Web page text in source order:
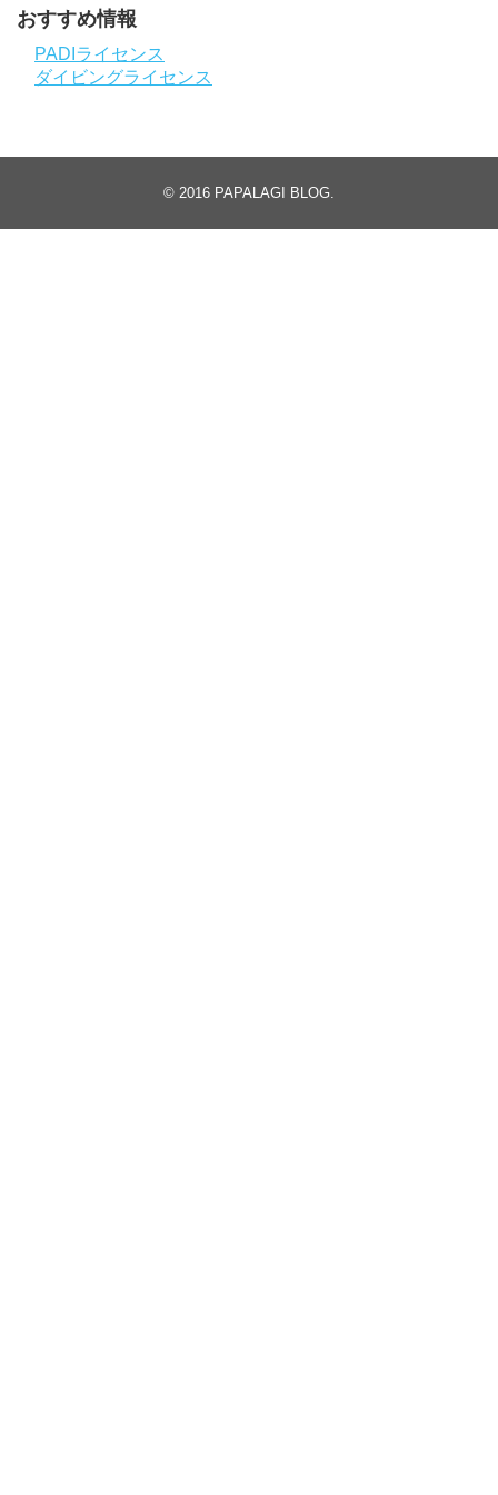
おすすめ情報
PADIライセンス
ダイビングライセンス
© 2016 PAPALAGI BLOG